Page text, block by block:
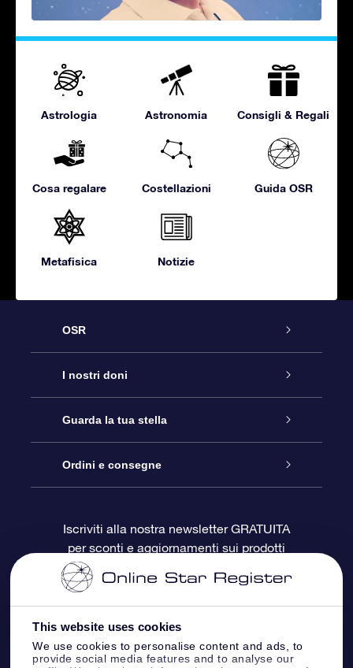
This website uses cookies
We use cookies to personalise content and ads, to
provide social media features and to analyse our
Astrologia Astronomia Consigli & Regali
Cosa regalare Costellazioni Guida OSR
Metafisica Notizie
OSR
Assistenza
Contattaci
Blog
OSR Recensioni
I nostri doni
Online Star Gift
Pacchetto regalo OSR
Gift Card OSR
Doni aziendali
Guarda la tua stella
Registro stellare
Star Page personalizzata
One Million Stars
OSR Starsaver
Ordini e consegne
Informazioni di Pagamento
Politica di reso
Iscriviti alla nostra newsletter GRATUITA
per sconti e aggiornamenti sui prodotti